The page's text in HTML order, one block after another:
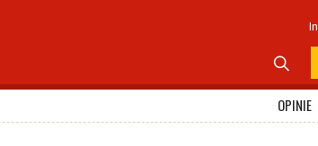

OPINIE